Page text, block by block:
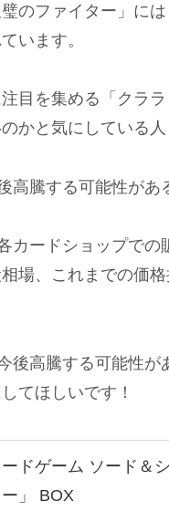
のファイター」に
います。
目を集める「クラ
かと気にしている人
高騰する可能性があ
カードショップで
場、これまでの価
後高騰する可能性
てほしいです！
ドゲーム ソード＆
」 BOX